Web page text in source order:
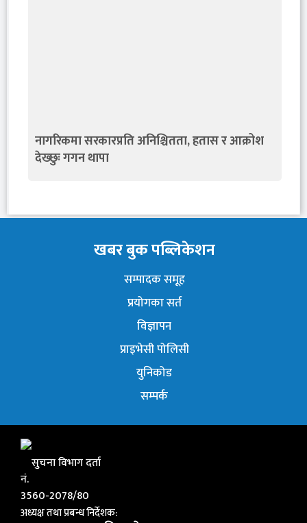
नागरिकमा सरकारप्रति अनिश्चितता, हतास र आक्रोश
देख्छुः गगन थापा
खबर बुक पब्लिकेशन
सम्पादक समूह
प्रयोगका सर्त
विज्ञापन
प्राइभेसी पोलिसी
युनिकोड
सम्पर्क
सुचना विभाग दर्ता
नं.
3560-2078/80
अध्यक्ष तथा प्रबन्ध निर्देशक: